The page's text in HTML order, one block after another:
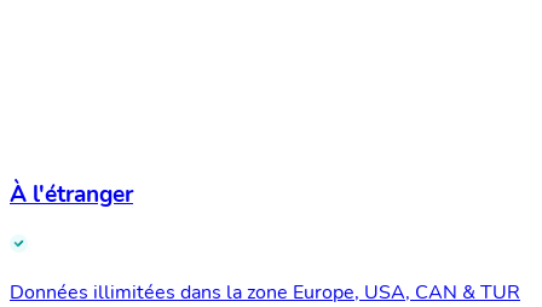
À l'étranger
Données illimitées dans la zone Europe, USA, CAN & TUR